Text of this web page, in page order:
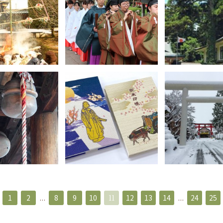
1 2 ... 8 9 10 11 12 13 14 ... 24 25